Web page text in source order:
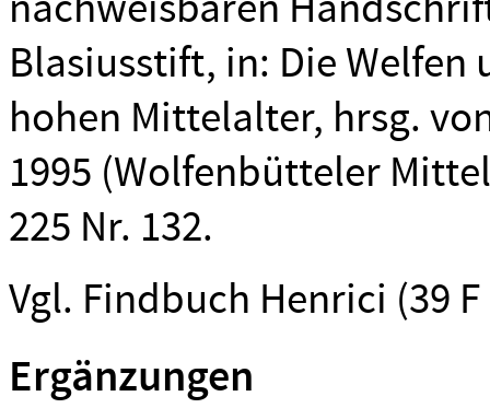
Blasiusstift, in: Die
hohen Mittelalter, hrsg.
1995 (Wolfenbütteler
225 Nr. 132.
Vgl. Findbuch Henrici (39
Ergänzungen